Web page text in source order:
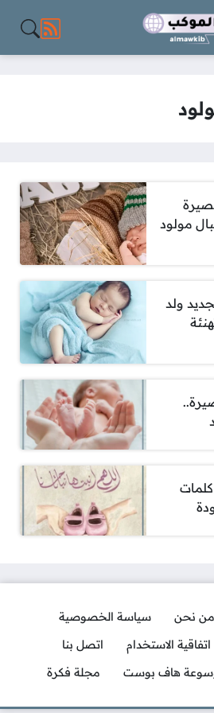
مواقع
مولود
ولد
من نحن
سياسة الخصوصية
اتفاقية الاستخدام
اتصل بنا
هاف بوست
مجلة فكرة